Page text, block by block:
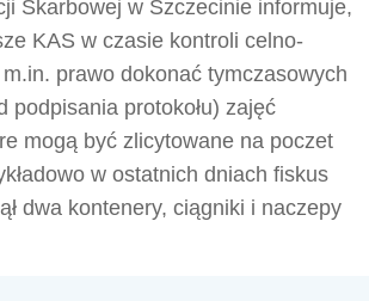
Skarbowej w Szczecinie informuje,
KAS w czasie kontroli celno-
prawo dokonać tymczasowych
podpisania protokołu) zajęć
mogą być zlicytowane na poczet
w ostatnich dniach fiskus
dwa kontenery, ciągniki i naczepy